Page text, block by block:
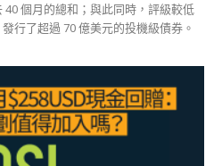
個月的總和；與此同時，評級較低
行了超過 70 億美元的投機級債券。